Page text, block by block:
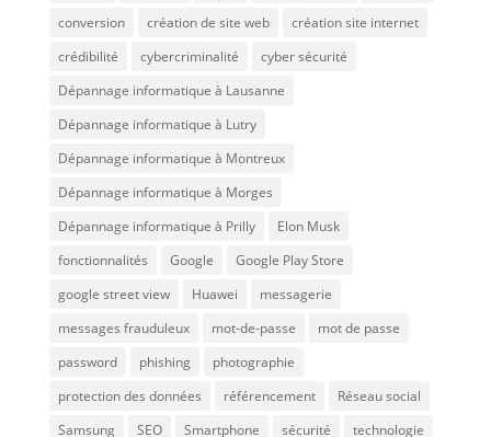
conversion
création de site web
création site internet
crédibilité
cybercriminalité
cyber sécurité
Dépannage informatique à Lausanne
Dépannage informatique à Lutry
Dépannage informatique à Montreux
Dépannage informatique à Morges
Dépannage informatique à Prilly
Elon Musk
fonctionnalités
Google
Google Play Store
google street view
Huawei
messagerie
messages frauduleux
mot-de-passe
mot de passe
password
phishing
photographie
protection des données
référencement
Réseau social
Samsung
SEO Smartphone sécurité
technologie